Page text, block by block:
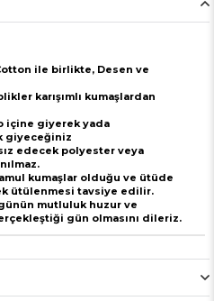
ile birlikte, Desen ve
karışımlı kumaşlardan
içine giyerek yada
giyeceğiniz
edecek polyester veya
kumaşlar olduğu ve ütüde
ütülenmesi tavsiye edilir.
mutluluk huzur ve
gün olmasını dileriz.